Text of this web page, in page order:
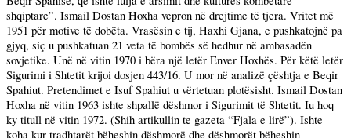
shqiptare”. Ismail Dostan Hoxha vepron në drejtime të tjera. Vritet më
1951 për motive të dobëta. Vrasësin e tij, Haxhi Gjana, e pushkatojnë pa
gjyq, siç u pushkatuan 21 veta të bombës së hedhur në ambasadën
sovjetike. Unë në vitin 1970 i bëra një letër Enver Hoxhës. Për këtë letër
Sigurimi i Shtetit krijoi dosjen 443/16. U mor në analizë çështja e Beqir
Spahiut. Pretendimet e Isuf Spahiut u vërtetuan plotësisht. Ismail Dostan
Hoxha në vitin 1963 ishte shpallë dëshmor i Sigurimit të Shtetit. Iu hoq
ky titull në vitin 1972. (Shih artikullin te gazeta “Fjala e lirë”). Ishte
koha kur tradhtarët bëheshin dëshmorë dhe dëshmorët bëheshin